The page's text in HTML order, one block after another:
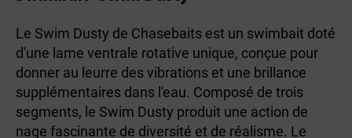
Le Swim Dusty de Chasebaits est un swimbait doté
d'une lame ventrale rotative unique, conçue pour
donner au leurre des vibrations et une brillance
supplémentaires dans l'eau. Composé de trois
segments, le Swim Dusty produit une action de
nage fascinante de diversité et de réalisme. Le